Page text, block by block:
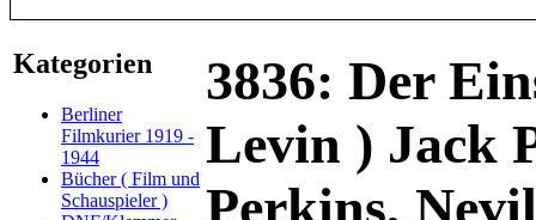
Kategorien
Berliner
Filmkurier 1919 -
1944
Bücher ( Film und
Schauspieler )
3836: Der
Levin ) Jack